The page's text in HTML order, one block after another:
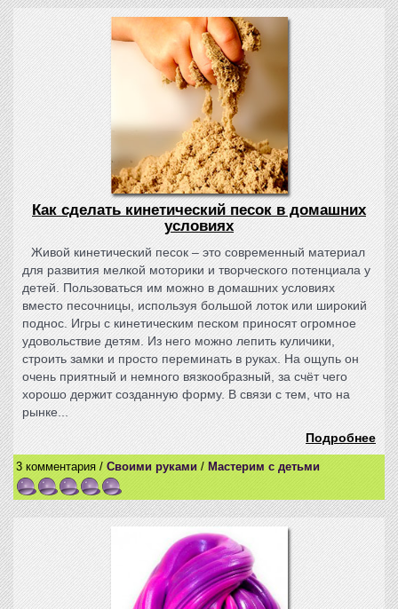
Как сделать кинетический песок в домашних
условиях
Живой кинетический песок – это современный материал
для развития мелкой моторики и творческого потенциала у
детей. Пользоваться им можно в домашних условиях
вместо песочницы, используя большой лоток или широкий
поднос. Игры с кинетическим песком приносят огромное
удовольствие детям. Из него можно лепить куличики,
строить замки и просто переминать в руках. На ощупь он
очень приятный и немного вязкообразный, за счёт чего
хорошо держит созданную форму. В связи с тем, что на
рынке...
Подробнее
3 комментария / Своими руками / Мастерим с детьми